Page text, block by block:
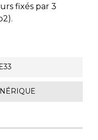
fixés par 3